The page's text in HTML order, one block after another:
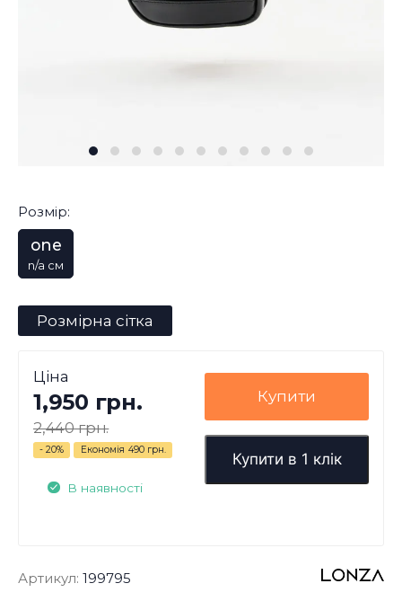
Розмір:
one
n/a см
Розмірна сітка
Ціна
1,950 грн.
2,440 грн.
- 20% Економія 490 грн.
В наявності
Купити
Купити в 1 клік
Артикул: 199795